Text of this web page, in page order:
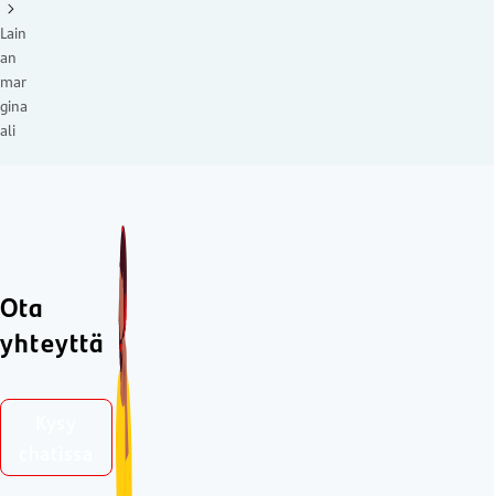
Lain
an
mar
gina
ali
Ota
yhteyttä